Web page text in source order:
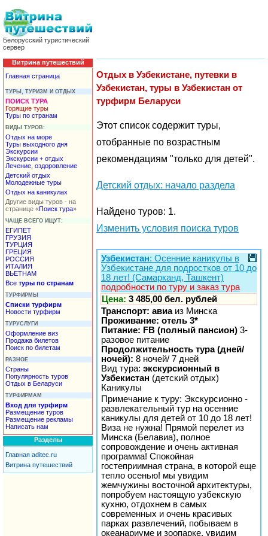
Белорусский туристический
сервер
Витрина путешествий
Главная страница
ТУРЫ, ТУРИЗМ И ОТДЫХ
ПОИСК ТУРА
Горящие туры
Туры по странам
ВИДЫ ТУРОВ:
Отдых на море
Туры выходного дня
Экскурсии
Экскурсии + отдых
Лечение, оздоровление
Детский отдых
Молодежные туры
Отдых на каникулах
Другие виды туров - на
странице «Поиск тура»
ЧАЩЕ ВСЕГО ИЩУТ:
ЕГИПЕТ
ГРУЗИЯ
ТУРЦИЯ
ГРЕЦИЯ
РОССИЯ
ИТАЛИЯ
ВЬЕТНАМ
Все туры по странам
ТУРФИРМЫ
Списки турфирм
Новости турфирм
ТУРУСЛУГИ
Оформление виз
Продажа билетов
Поиск по билетам
РАЗНОЕ
Страны
Популярность туров
Отдых в Беларуси
ТУРФИРМАМ
Вход для турфирм
Размещение туров
Размещение рекламы
Написать нам
Разделы
Главная aditec.ru
Витрина путешествий
Отдых в Узбекистане, путевки в
Узбекистан, туры в Узбекистан от
турфирм Беларуси
Этот список содержит туры,
отобранные по возрастным
рекомендациям "только для детей".
Детский отдых: начало раздела
Найдено туров: 1.
Изменить условия поиска туров
Узбекистан: Осенние каникулы в
Узбекистане для подростков от 10 до
18 лет! (Самарканд, Ташкент)
подробности по туру и заказ тура
Цена: 3 485,00 бел. рублей
Транспорт: авиаиз Минска
Проживание: отель 3*
Питание: FB (полный пансион) 3-
разовое питание
Продолжительность тура (дней/
ночей): 8 ночей/ 7 дней
Вид тура: экскурсионный в
Узбекистан (детский отдых)
Каникулы
Примечание к туру: Экскурсионно -
развлекательный тур на осенние
каникулы для детей от 10 до 18 лет!
Виза не нужна! Прямой перелет из
Минска (Белавиа), полное
сопровождение и очень активная
программа! Спокойная
гостеприимная страна, в которой еще
тепло осенью! мы увидим
жемчужины восточной архитектуры,
попробуем настоящую узбекскую
кухню, отдохнем в самых
современных и очень красивых
парках развлечений, побываем в
океанариуме и зоопарке, увидим